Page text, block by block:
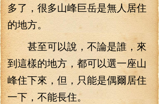
多了，很多山峰巨岳是無人居住
的地方。
甚至可以說，不論是誰，來
到這樣的地方，都可以選一座山
峰住下來，但，只能是偶爾居住
一下，不能長住。